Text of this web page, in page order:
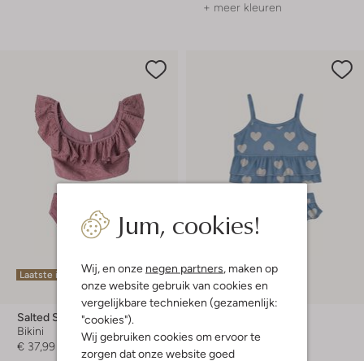
Jum, cookies!
Wij, en onze negen partners, maken op
onze website gebruik van cookies en
vergelijkbare technieken (gezamenlijk:
"cookies").
Wij gebruiken cookies om ervoor te
zorgen dat onze website goed
+ meer kleuren
Laatste item
Salted Stories
Bikini
€ 37,99
-20%
Bikini
€ 48,99